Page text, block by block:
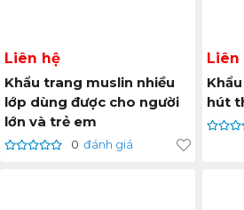
Liên hệ
Khẩu trang muslin nhiều
lớp dùng được cho người
lớn và trẻ em
0 đánh giá
Liên
hút